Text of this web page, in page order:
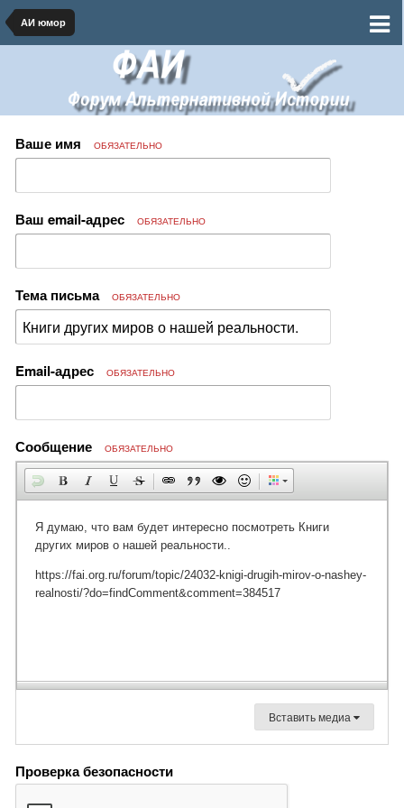
АИ юмор
Ваше имя ОБЯЗАТЕЛЬНО
Ваш email-адрес ОБЯЗАТЕЛЬНО
Тема письма ОБЯЗАТЕЛЬНО
Email-адрес ОБЯЗАТЕЛЬНО
Сообщение ОБЯЗАТЕЛЬНО
Вставить медиа
Проверка безопасности